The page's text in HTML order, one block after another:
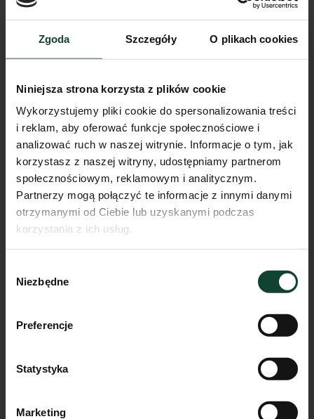
Zgoda Szczegóły O plikach cookies
Niniejsza strona korzysta z plików cookie
Wykorzystujemy pliki cookie do spersonalizowania treści
i reklam, aby oferować funkcje społecznościowe i
analizować ruch w naszej witrynie. Informacje o tym, jak
korzystasz z naszej witryny, udostępniamy partnerom
społecznościowym, reklamowym i analitycznym.
Partnerzy mogą połączyć te informacje z innymi danymi
otrzymanymi od Ciebie lub uzyskanymi podczas
korzystania z ich usług.
zgody
Niezbędne
Preferencje
Statystyka
Marketing
Mieszkanie F.B.23
Pokoje
Przejdź do karty mieszkania